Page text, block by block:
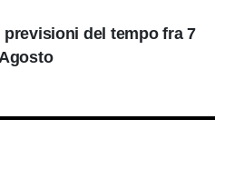
previsioni del tempo fra 7